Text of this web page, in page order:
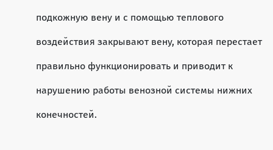
подкожную вену и с помощью теплового
воздействия закрывают вену, которая перестает
правильно функционировать и приводит к
нарушению работы венозной системы нижних
конечностей.